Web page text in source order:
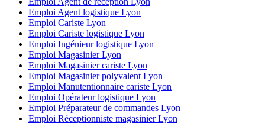
Emploi Agent logistique Lyon
Emploi Cariste Lyon
Emploi Cariste logistique Lyon
Emploi Ingénieur logistique Lyon
Emploi Magasinier Lyon
Emploi Magasinier cariste Lyon
Emploi Magasinier polyvalent Lyon
Emploi Manutentionnaire cariste Lyon
Emploi Opérateur logistique Lyon
Emploi Préparateur de commandes Lyon
Emploi Réceptionniste magasinier Lyon